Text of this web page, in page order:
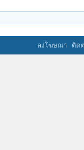
ลงโฆษณา ติด